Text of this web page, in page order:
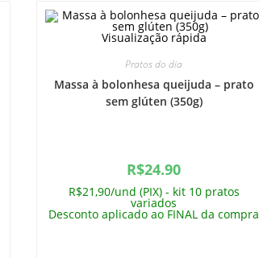
Visualização rápida
Pratos do dia
Massa à bolonhesa queijuda – prato
sem glúten (350g)
R$24.90
R$21,90/und (PIX) - kit 10 pratos
variados
Desconto aplicado ao FINAL da compra